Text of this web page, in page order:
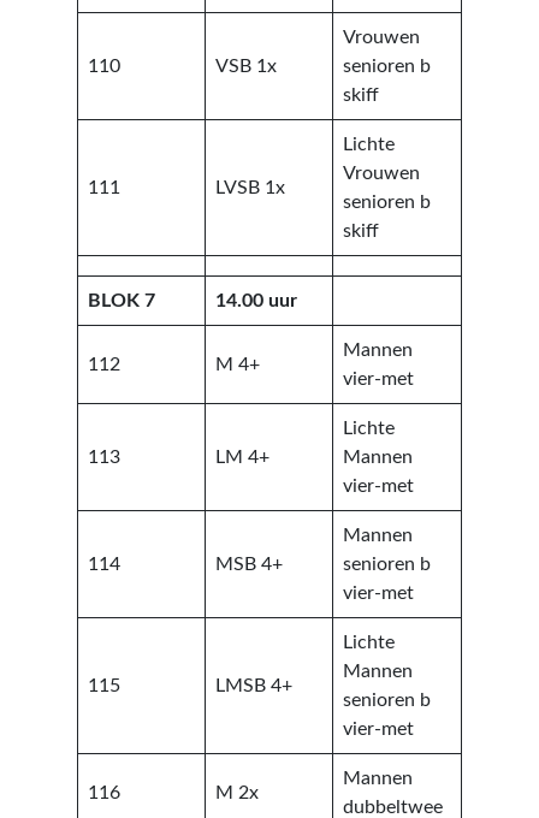
110 VSB 1x
Vrouwen
senioren b
skiff
111 LVSB 1x
Lichte
Vrouwen
senioren b
skiff
BLOK 7 14.00 uur
112 M 4+
Mannen
vier-met
113 LM 4+
Lichte
Mannen
vier-met
114 MSB 4+
Mannen
senioren b
vier-met
115 LMSB 4+
Lichte
Mannen
senioren b
vier-met
116 M 2x
Mannen
dubbeltwee